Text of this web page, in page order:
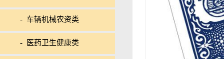
- 车辆机械农资类
- 医药卫生健康类